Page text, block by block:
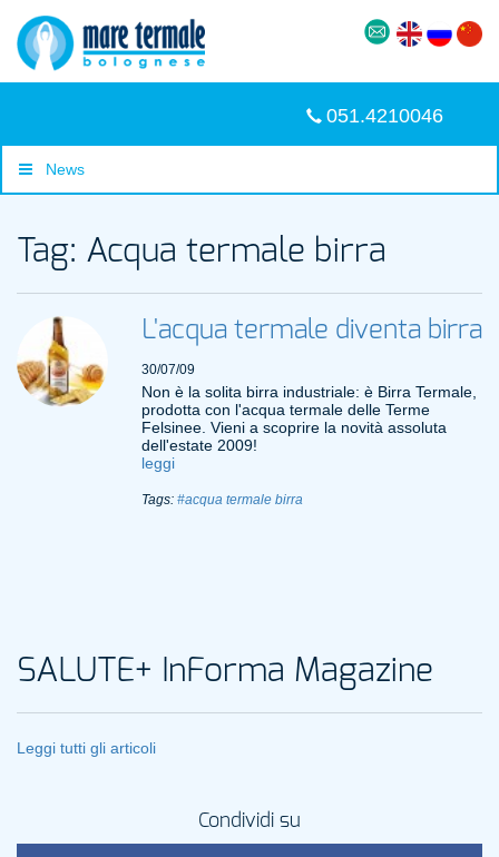
051.4210046
News
Tag: Acqua termale birra
L'acqua termale diventa birra
30/07/09
Non è la solita birra industriale: è Birra Termale,
prodotta con l'acqua termale delle Terme
Felsinee. Vieni a scoprire la novità assoluta
dell'estate 2009!
leggi
Tags: #acqua termale birra
SALUTE+ InForma Magazine
Leggi tutti gli articoli
Condividi su